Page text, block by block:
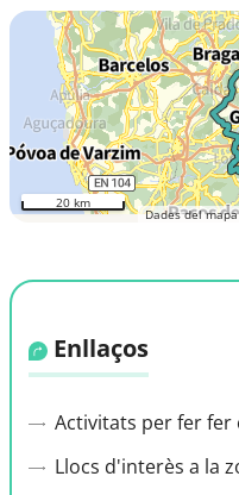
Dades del
20 km
Enllaços
Activitats per fer fer
Llocs d'interès a la